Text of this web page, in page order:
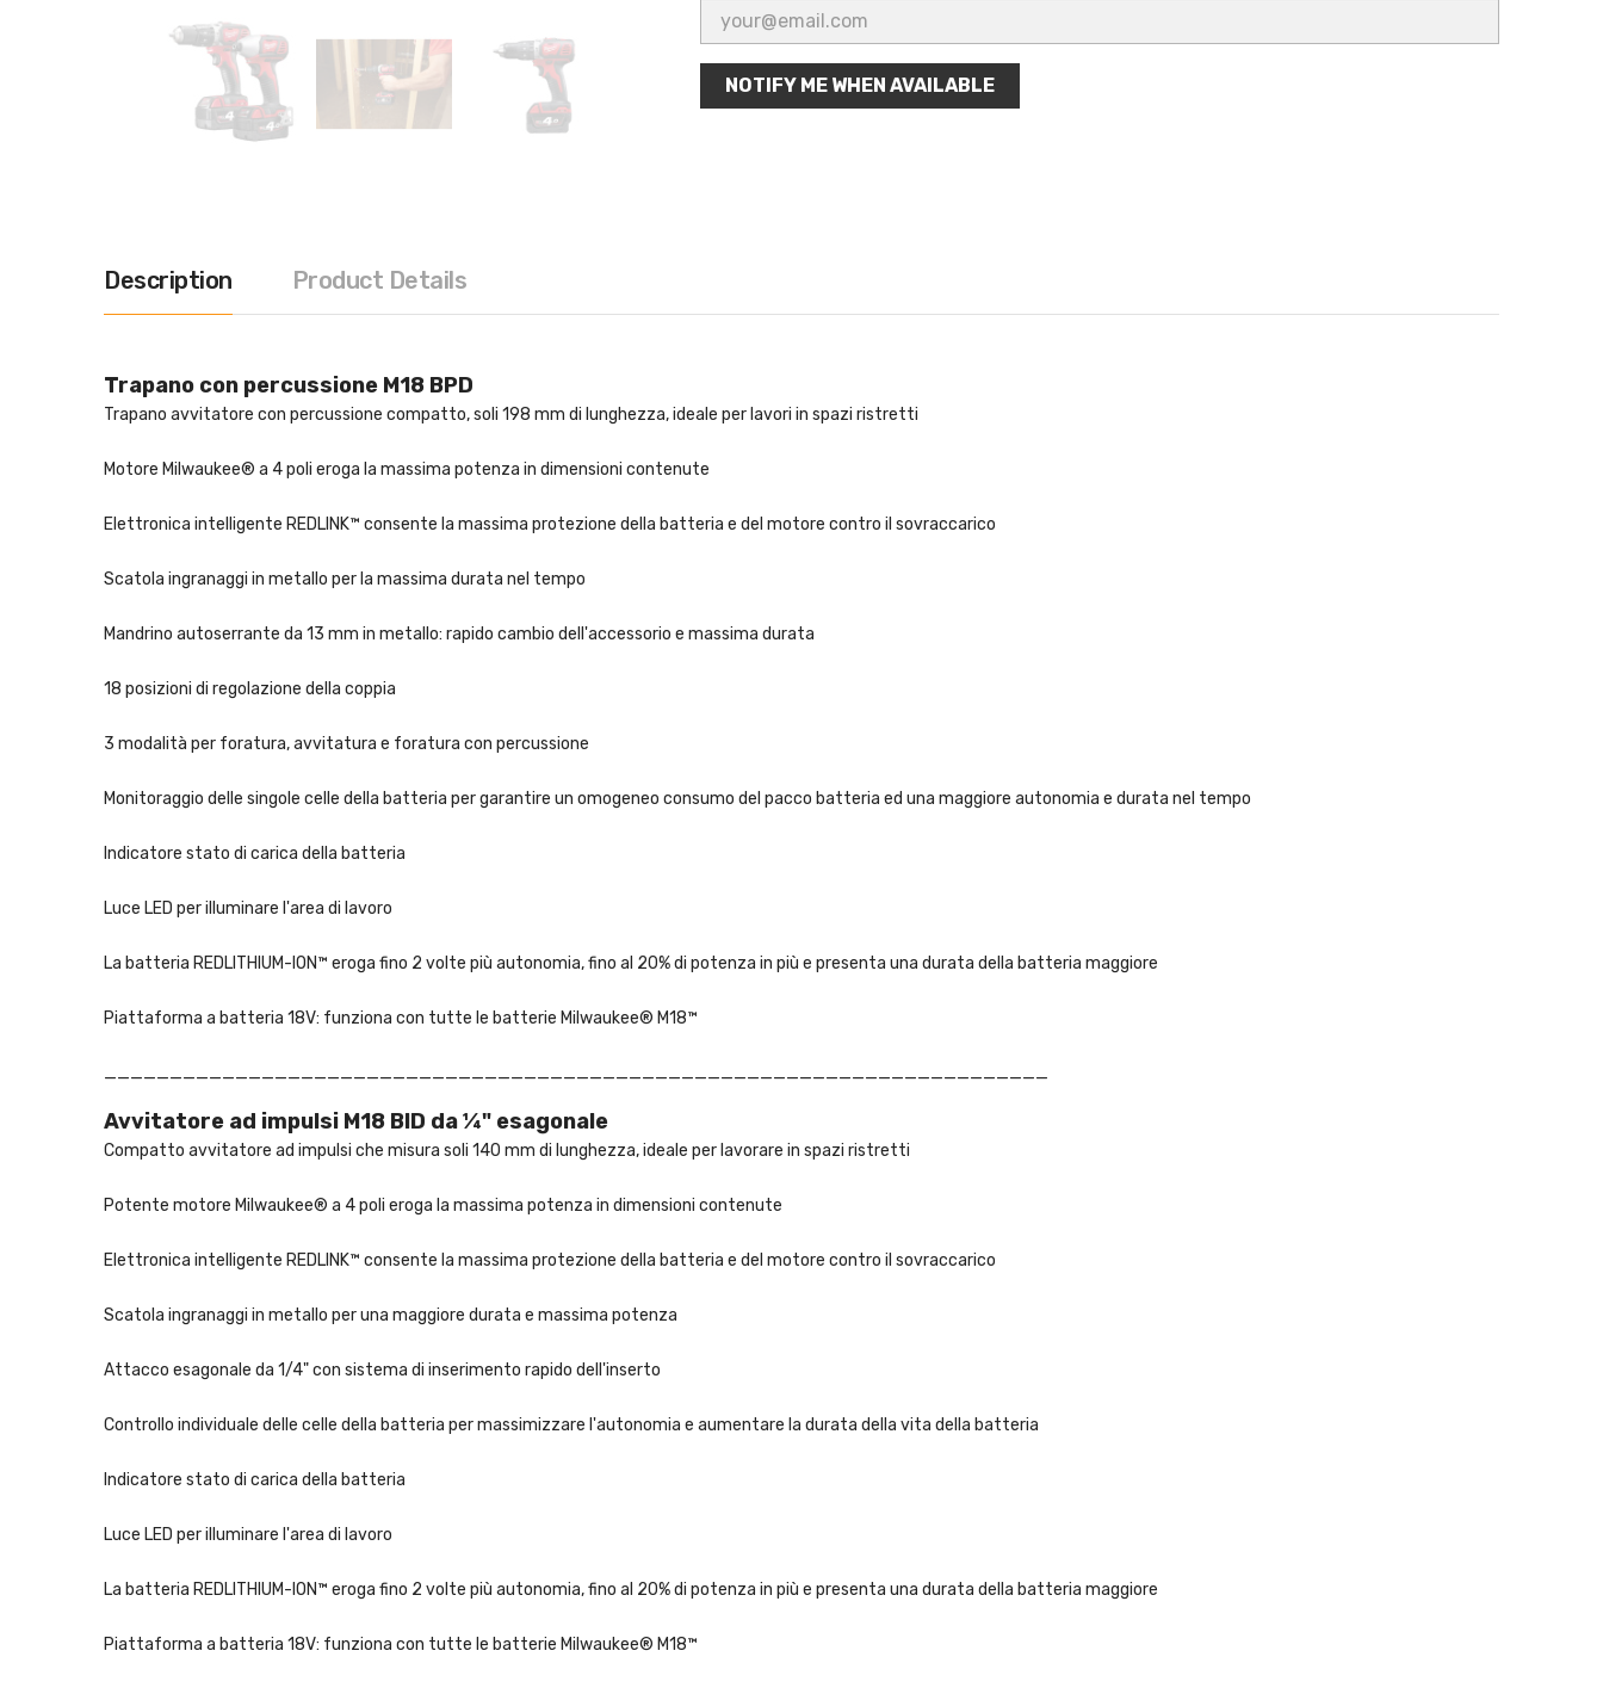
NOTIFY ME WHEN AVAILABLE
Description Product Details
Trapano con percussione M18 BPD
Trapano avvitatore con percussione compatto, soli 198 mm di lunghezza, ideale per lavori in spazi ristretti
Motore Milwaukee® a 4 poli eroga la massima potenza in dimensioni contenute
Elettronica intelligente REDLINK™ consente la massima protezione della batteria e del motore contro il sovraccarico
Scatola ingranaggi in metallo per la massima durata nel tempo
Mandrino autoserrante da 13 mm in metallo: rapido cambio dell'accessorio e massima durata
18 posizioni di regolazione della coppia
3 modalità per foratura, avvitatura e foratura con percussione
Monitoraggio delle singole celle della batteria per garantire un omogeneo consumo del pacco batteria ed una maggiore autonomia e durata nel tempo
Indicatore stato di carica della batteria
Luce LED per illuminare l'area di lavoro
La batteria REDLITHIUM-ION™ eroga fino 2 volte più autonomia, fino al 20% di potenza in più e presenta una durata della batteria maggiore
Piattaforma a batteria 18V: funziona con tutte le batterie Milwaukee® M18™
________________________________________________________________________
Avvitatore ad impulsi M18 BID da ¼" esagonale
Compatto avvitatore ad impulsi che misura soli 140 mm di lunghezza, ideale per lavorare in spazi ristretti
Potente motore Milwaukee® a 4 poli eroga la massima potenza in dimensioni contenute
Elettronica intelligente REDLINK™ consente la massima protezione della batteria e del motore contro il sovraccarico
Scatola ingranaggi in metallo per una maggiore durata e massima potenza
Attacco esagonale da 1/4" con sistema di inserimento rapido dell'inserto
Controllo individuale delle celle della batteria per massimizzare l'autonomia e aumentare la durata della vita della batteria
Indicatore stato di carica della batteria
Luce LED per illuminare l'area di lavoro
La batteria REDLITHIUM-ION™ eroga fino 2 volte più autonomia, fino al 20% di potenza in più e presenta una durata della batteria maggiore
Piattaforma a batteria 18V: funziona con tutte le batterie Milwaukee® M18™